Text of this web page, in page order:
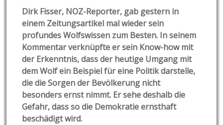
Dirk Fisser, NOZ-Reporter, gab gestern in
einem Zeitungsartikel mal wieder sein
profundes Wolfswissen zum Besten. In seinem
Kommentar verknüpfte er sein Know-how mit
der Erkenntnis, dass der heutige Umgang mit
dem Wolf ein Beispiel für eine Politik darstelle,
die die Sorgen der Bevölkerung nicht
besonders ernst nimmt. Er sehe deshalb die
Gefahr, dass so die Demokratie ernsthaft
beschädigt wird.